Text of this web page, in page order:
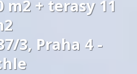
+ terasy 11
3, Praha 4 -